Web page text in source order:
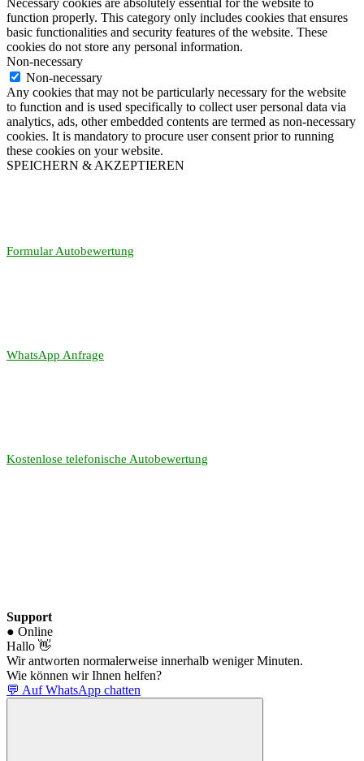
Necessary cookies are absolutely essential for the website to
function properly. This category only includes cookies that ensures
basic functionalities and security features of the website. These
cookies do not store any personal information.
Non-necessary
Non-necessary
Any cookies that may not be particularly necessary for the website
to function and is used specifically to collect user personal data via
analytics, ads, other embedded contents are termed as non-necessary
cookies. It is mandatory to procure user consent prior to running
these cookies on your website.
SPEICHERN & AKZEPTIEREN
Formular Autobewertung
WhatsApp Anfrage
Kostenlose telefonische Autobewertung
Support
● Online
Hallo 👋
Wir antworten normalerweise innerhalb weniger Minuten.
Wie können wir Ihnen helfen?
💬 Auf WhatsApp chatten